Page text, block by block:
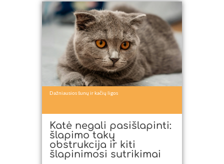
Dažniausios šunų ir kačių ligos
Katė negali pasišlapinti:
šlapimo takų
obstrukcija ir kiti
šlapinimosi sutrikimai